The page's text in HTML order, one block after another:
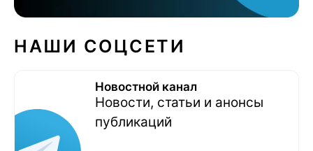
НАШИ СОЦСЕТИ
Новостной канал
Новости, статьи и анонсы
публикаций